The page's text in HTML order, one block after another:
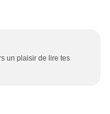
un plaisir de lire tes